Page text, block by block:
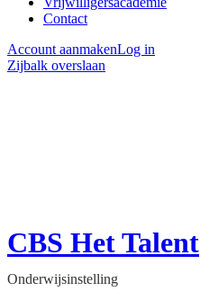
Contact
Account aanmakenLog in
Zijbalk overslaan
CBS Het Talent
Onderwijsinstelling